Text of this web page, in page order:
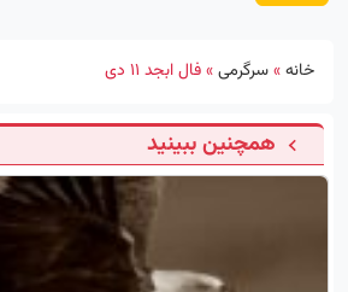
خانه»سرگرمی»فال ابجد 11 دی
همچنین ببینید